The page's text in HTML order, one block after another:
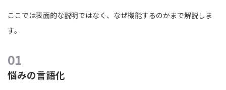
ここでは表面的な説明ではなく、なぜ機能するのかまで解説しま
す。
悩みの言語化